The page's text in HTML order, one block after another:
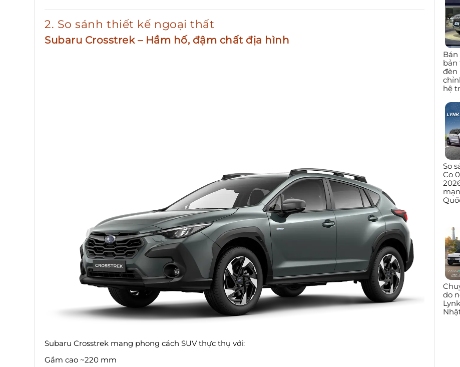
2. So sánh thiết kế ngoại thất
Subaru Crosstrek – Hầm hố, đậm chất địa hình
Subaru Crosstrek mang phong cách SUV thực thụ với:
Gầm cao ~220 mm
Bán
bản
đèn
hệ
So
Co
do